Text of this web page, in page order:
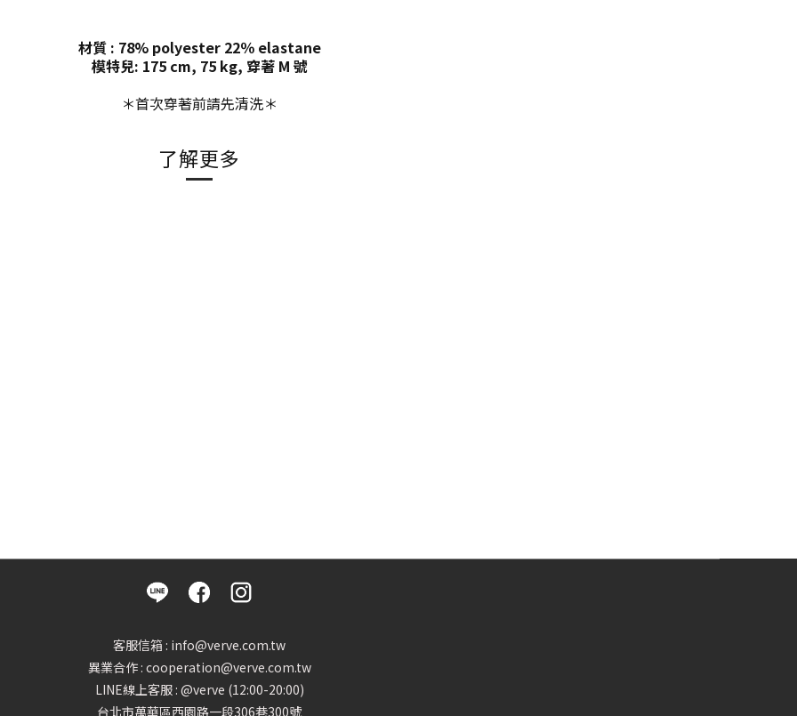
材質 : 78% polyester 22％ elastane
模特兒: 175 cm, 75 kg, 穿著 M 號
＊首次穿著前請先清洗＊
了解更多
客服信箱 : info@verve.com.tw
異業合作 : cooperation@verve.com.tw
LINE線上客服 : @verve (12:00-20:00)
台北市萬華區西園路一段306巷300號